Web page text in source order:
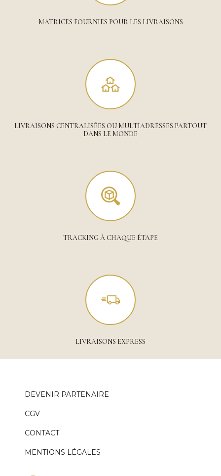
MATRICES FOURNIES POUR LES LIVRAISONS
LIVRAISONS CENTRALISÉES OU MULTIADRESSES PARTOUT
DANS LE MONDE
TRACKING À CHAQUE ÉTAPE
LIVRAISONS EXPRESS
DEVENIR PARTENAIRE
CGV
CONTACT
MENTIONS LÉGALES